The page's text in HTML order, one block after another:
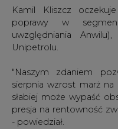
Kamil Kliszcz
poprawy w
uwzględniania
Unipetrolu.
"Naszym zdaniem
sierpnia wzrost marż
słabiej może wypaść
presja na rentowność
- powiedział.